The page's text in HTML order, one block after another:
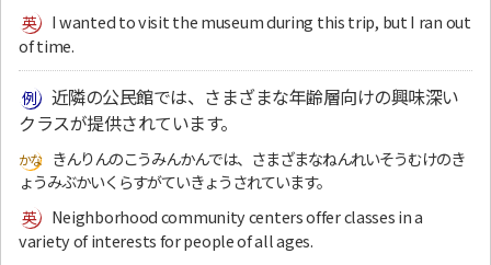
I wanted to visit the museum during this trip, but I ran out
of time.
近隣の公民館では、さまざまな年齢層向けの興味深い
クラスが提供されています。
きんりんのこうみんかんでは、さまざまなねんれいそうむけのき
ょうみぶかいくらすがていきょうされています。
Neighborhood community centers offer classes in a
variety of interests for people of all ages.